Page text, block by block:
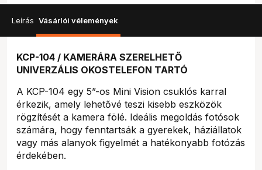
Leírás Vásárlói vélemények
KCP-104 / KAMERÁRA SZERELHETŐ
UNIVERZÁLIS OKOSTELEFON TARTÓ
A KCP-104 egy 5”-os Mini Vision csuklós karral
érkezik, amely lehetővé teszi kisebb eszközök
rögzítését a kamera fölé. Ideális megoldás fotósok
számára, hogy fenntartsák a gyerekek, háziállatok
vagy más alanyok figyelmét a hatékonyabb fotózás
érdekében.